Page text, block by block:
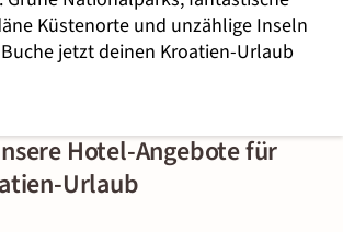
Küstenorte und unzählige Inseln
jetzt deinen Kroatien-Urlaub
Hotel-Angebote für
Urlaub